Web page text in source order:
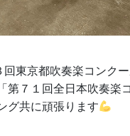
東京都吹奏楽コンク
第７１回全日本吹奏楽
グ共に頑張ります